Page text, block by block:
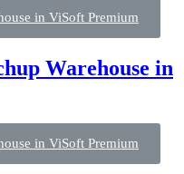
in ViSoft Premium
Warehouse in
in ViSoft Premium